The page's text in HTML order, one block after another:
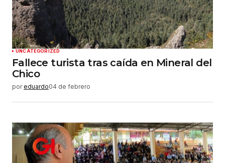
web en este navegador para la próxima vez que
haga un comentario.
Enviar comentario
UNCATEGORIZED
Fallece turista tras caída en Mineral del
Chico
por eduardo04 de febrero